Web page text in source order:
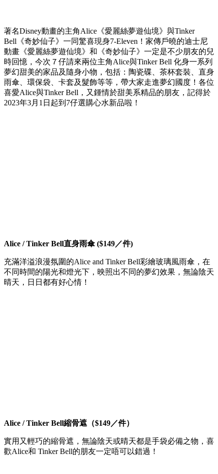
著名Disney動畫的主角Alice《愛麗絲夢遊仙境》與Tinker
Bell《奇妙仙子》一同驚喜現身7-Eleven！家傳戶曉的迪士尼
動畫《愛麗絲夢遊仙境》和《奇妙仙子》一定是不少朋友的兒
時回憶，今次７仔請來兩位主角Alice與Tinker Bell 化身一系列
夢幻甜美的家品及隨身小物，包括：陶瓷碟、茶杯套裝、直身
雨傘、環保袋、卡套及髮飾等等，帶大家走進夢幻國度！各位
喜愛Alice與Tinker Bell，又鍾情於甜美系精品的朋友，記得於
2023年3月1日起到7仔選購心水新品啦！
Alice / Tinker Bell直身雨傘 ($149／件)
充滿洋溢浪漫氛圍的Alice and Tinker Bell彩繪玻璃風雨傘，在
不同時間的陽光和燈光下，映照出不同的夢幻效果，無論陰天
晴天，日日都有好心情！
Alice / Tinker Bell縮骨遮（$149／件）
實用又輕巧的縮骨遮，無論陰天或晴天都是手袋必備之物，喜
歡Alice和 Tinker Bell的朋友一定唔可以錯過！